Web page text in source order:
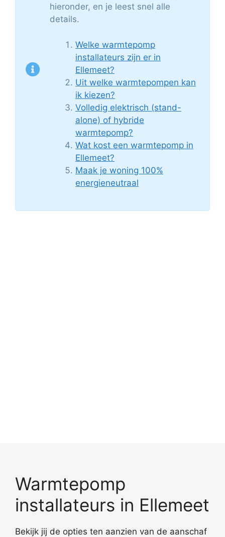
hieronder, en je leest snel alle
details.
Welke warmtepomp
installateurs zijn er in
Ellemeet?
Uit welke warmtepompen kan
ik kiezen?
Volledig elektrisch (stand-
alone) of hybride
warmtepomp?
Wat kost een warmtepomp in
Ellemeet?
Maak je woning 100%
energieneutraal
Warmtepomp
installateurs in Ellemeet
Bekijk jij de opties ten aanzien van de aanschaf